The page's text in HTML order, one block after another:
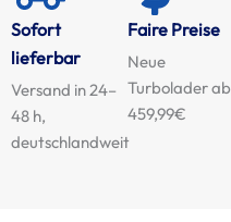
Sofort
lieferbar
Versand in 24–
48 h,
deutschlandweit
Faire Preise
Neue
Turbolader ab
459,99€